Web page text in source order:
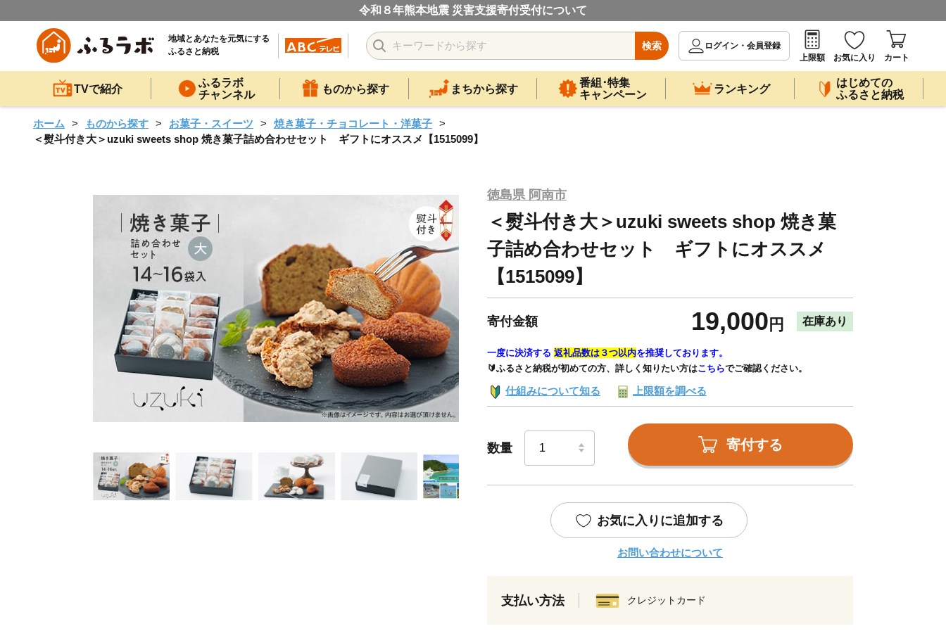
令和８年熊本地震 災害支援寄付受付について
地域とあなたを元気にする
ふるさと納税
検索
ログイン・会員登録
上限額
お気に入り カート
TVで紹介
ふるラボ
チャンネル
ものから探す まちから探す
番組･特集
キャンペーン
ランキング
はじめての
ふるさと納税
ホーム ものから探す お菓子・スイーツ
焼き菓子・チョコレート・洋菓子
＜熨斗付き大＞uzuki sweets shop 焼き菓子詰め合わせセット ギフトにオススメ【1515099】
徳島県 阿南市
＜熨斗付き大＞uzuki sweets shop 焼き菓
子詰め合わせセット ギフトにオススメ
【1515099】
寄付金額 19,000 円 在庫あり
一度に決済する 返礼品数は３つ以内を推奨しております。
🔰ふるさと納税が初めての方、詳しく知りたい方はこちらでご確認ください。
仕組みについて知る 上限額を調べる
数量 寄付する
お気に入りに追加する
お問い合わせについて
支払い方法 クレジットカード